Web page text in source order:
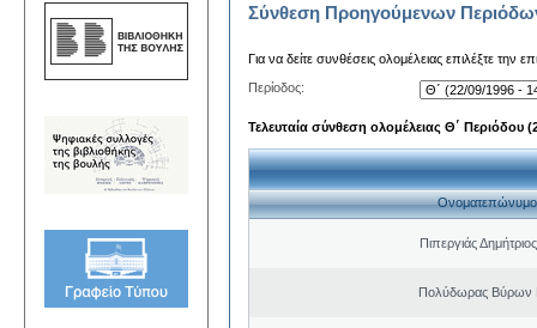
Σύνθεση Προηγούμενων
Για να δείτε συνθέσεις ολομέλειας επιλέξτε την
Περίοδος:
Τελευταία σύνθεση ολομέλειας Θ΄ Περιόδου
Ονοματεπώνυμο
Πιπεργιάς
Πολύδωρας Βύρων